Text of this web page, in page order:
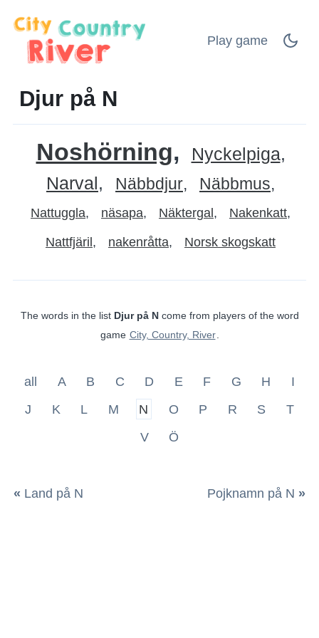
Play game
Djur på N
Noshörning
Nyckelpiga
Narval
Näbbdjur Näbbmus
Nattuggla näsapa Näktergal Nakenkatt
Nattfjäril nakenråtta Norsk skogskatt
The words in the list Djur på Ncome from players of the word
game City, Country, River
all A B C D E F G H
I
J
K L M N O P R S
T
V
Ö
« Land på N Pojknamn på N »